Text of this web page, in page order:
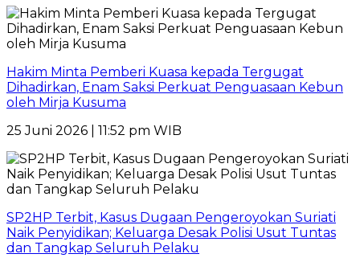
Hakim Minta Pemberi Kuasa kepada Tergugat
Dihadirkan, Enam Saksi Perkuat Penguasaan Kebun
oleh Mirja Kusuma
25 Juni 2026 | 11:52 pm WIB
SP2HP Terbit, Kasus Dugaan Pengeroyokan Suriati
Naik Penyidikan; Keluarga Desak Polisi Usut Tuntas
dan Tangkap Seluruh Pelaku